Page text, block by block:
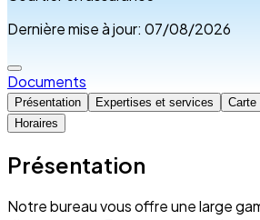
Dernière mise à jour: 07/08/2026
Documents
Présentation Expertises et services
Carte
Horaires
Présentation
Notre bureau vous offre une large